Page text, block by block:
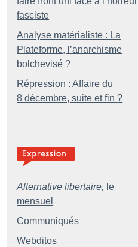
fasciste
Analyse matérialiste : La
Plateforme, l’anarchisme
bolchevisé ?
Répression : Affaire du
8 décembre, suite et fin ?
Alternative libertaire, le
mensuel
Communiqués
Webditos